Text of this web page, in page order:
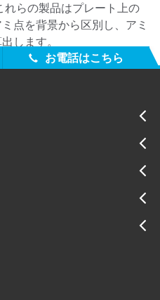
れらの製品はプレート上の
点を背景から区別し、アミ
します。
お電話はこちら